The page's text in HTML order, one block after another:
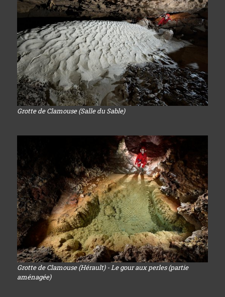
Grotte de Clamouse (Salle du Sable)
Grotte de Clamouse (Hérault) - Le gour aux perles (partie
aménagée)